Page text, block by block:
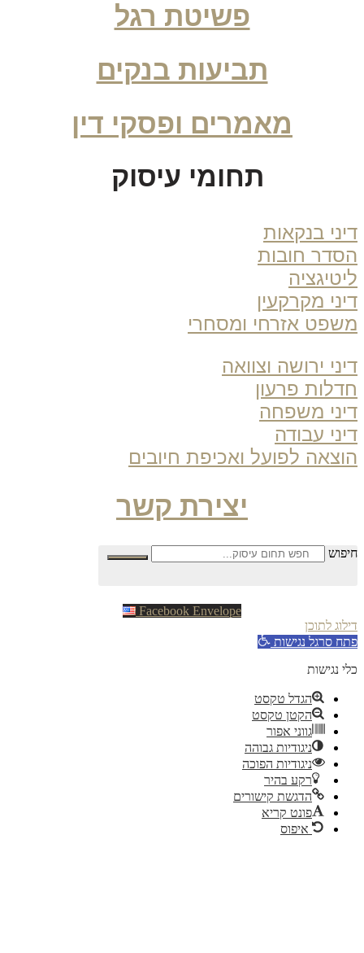
פשיטת רגל
תביעות בנקים
מאמרים ופסקי דין
תחומי עיסוק
בנקאות
חובות
מקרקעין
אזרחי ומסחרי
ירושה וצוואה
פרעון
משפחה
עבודה
לפועל ואכיפת חיובים
יצירת קשר
Facebook Envelope
לתוכן
סרגל נגישות
נגישות
הגדל טקסט
הקטן טקסט
גווני אפור
ניגודיות גבוהה
ניגודיות הפוכה
רקע בהיר
הדגשת קישורים
פונט קריא
איפוס